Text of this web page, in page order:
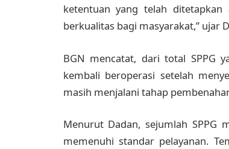
ketentuan yang telah
berkualitas bagi masyarakat,” ujar
BGN mencatat, dari total SPPG
kembali beroperasi setelah
masih menjalani tahap
Menurut Dadan, sejumlah SPPG
memenuhi standar pelayanan.